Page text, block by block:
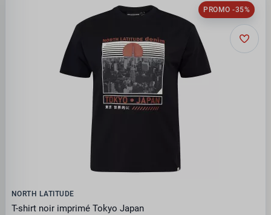
PROMO -35%
NORTH LATITUDE
T-shirt noir imprimé Tokyo Japan